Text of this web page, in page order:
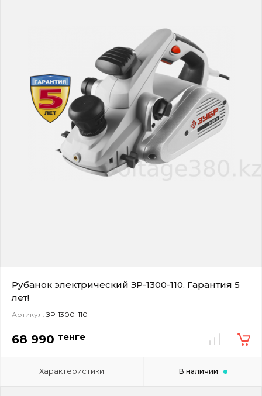
Рубанок электрический ЗР-1300-110. Гарантия 5
лет!
Артикул: ЗР-1300-110
68 990 тенге
Характеристики В наличии